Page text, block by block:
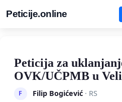
Peticije.online
Peticija za
OVK/UČPMB u
F Filip Bogićević· RS